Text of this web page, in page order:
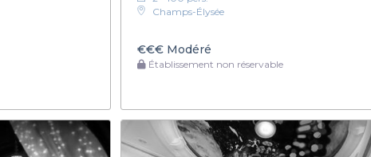
Champs-Élysée
€€€Modéré
Établissement non réservable